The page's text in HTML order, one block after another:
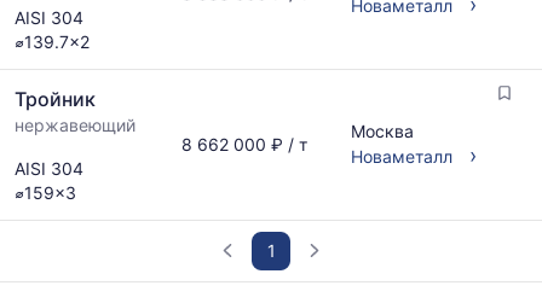
AISI 304
⌀139.7x2
Новаметалл
Тройник
нержавеющий
AISI 304
⌀159x3
8 662 000 ₽ / т
Москва
Новаметалл
›
1